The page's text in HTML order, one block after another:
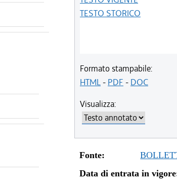
TESTO STORICO
Formato stampabile:
HTML- PDF - DOC
Visualizza:
Fonte:
Data di entrata in